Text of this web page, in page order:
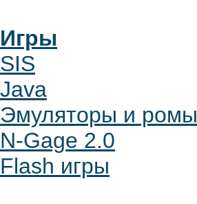
Игры
SIS
Java
Эмуляторы и ромы
N-Gage 2.0
Flash игры